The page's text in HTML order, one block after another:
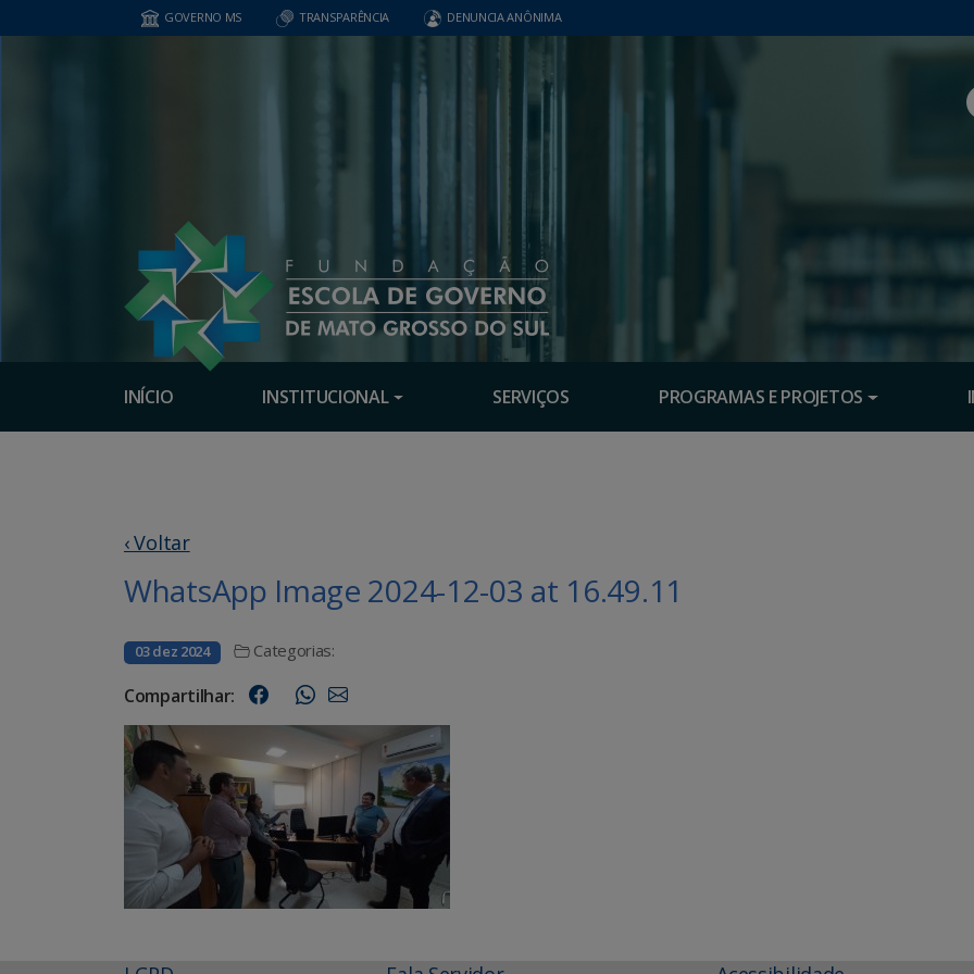
GOVERNO MS TRANSPARÊNCIA DENUNCIA ANÔNIMA
INÍCIO INSTITUCIONAL SERVIÇOS PROGRAMAS E PROJETOS
‹ Voltar
WhatsApp Image 2024-12-03 at 16.49.11
03 dez 2024 Categorias:
Compartilhar: